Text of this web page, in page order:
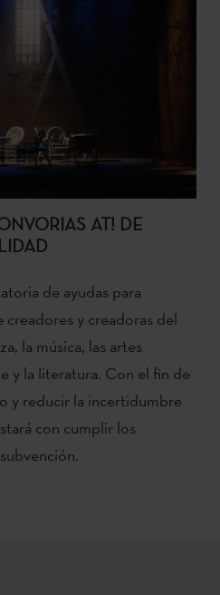
AT! DE
de ayudas para
y creadoras del
la música, las artes
y la literatura. Con el fin de
y reducir la incertidumbre
con cumplir los